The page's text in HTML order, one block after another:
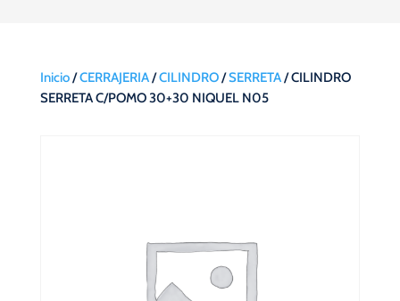
Inicio/CERRAJERIA/CILINDRO/SERRETA/ CILINDRO
SERRETA C/POMO 30+30 NIQUEL N05